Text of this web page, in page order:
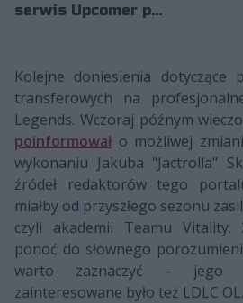
serwis Upcomer p...
Kolejne doniesienia dotyczące
transferowych na
Legends. Wczoraj późnym
poinformowało możliwej
wykonaniu Jakuba "Jactrolla"
źródeł redaktorów tego
miałby od przyszłego sezonu
czyli akademii Teamu Vitality.
ponoć do słownego
warto zaznaczyć – jego
zainteresowane było też LDLC OL.